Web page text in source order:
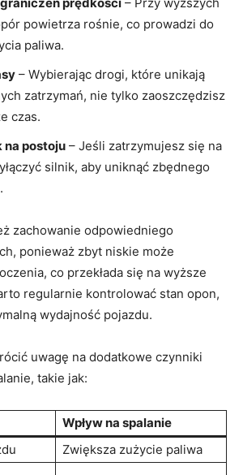
powietrza rośnie, co prowadzi do
paliwa.
– Wybierając drogi, które unikają‌
zatrzymań, ⁣nie tylko zaoszczędzisz
czas.
na postoju – Jeśli⁢ zatrzymujesz się na
silnik, aby ⁢uniknąć zbędnego
zachowanie odpowiedniego
ponieważ zbyt niskie może
co przekłada się ​na wyższe
regularnie‍ kontrolować stan ⁢opon,
wydajność pojazdu.
uwagę na⁤ dodatkowe ⁣czynniki
‍takie jak:
Wpływ na spalanie
Zwiększa zużycie ⁤paliwa